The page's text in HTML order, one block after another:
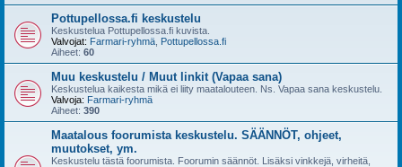
Pottupellossa.fi keskustelu
Keskustelua Pottupellossa.fi kuvista.
Valvojat: Farmari-ryhmä Pottupellossa.fi
Aiheet: 60
Muu keskustelu / Muut linkit (Vapaa sana)
Keskustelua kaikesta mikä ei liity maatalouteen. Ns. Vapaa sana keskustelu.
Valvoja: Farmari-ryhmä
Aiheet: 390
Maatalous foorumista keskustelu. SÄÄNNÖT, ohjeet,
muutokset, ym.
Keskustelu tästä foorumista. Foorumin säännöt. Lisäksi vinkkejä, virheitä,